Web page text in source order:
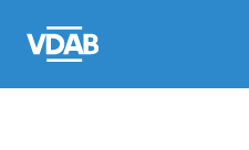
naar
een
een
job
naar